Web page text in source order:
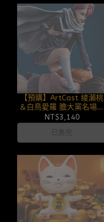
【預購】ArtCast 綾瀨桃
＆白鳥愛羅 膽大黨名場面
01 260211
NT$3,140
已售完